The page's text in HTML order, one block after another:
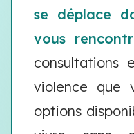
se déplace
vous
consultations
violence que
options